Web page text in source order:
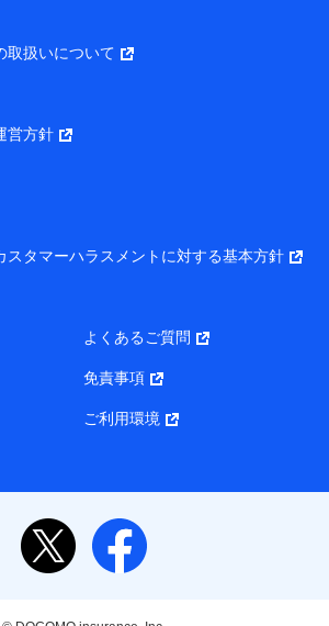
サービスの実施のため
ンペーン等の実施のため
手続き・管理等付帯業務を行うため
・フィナンシャルグループ 代表取締役
人形町2-14-10 アーバンネット日本橋
インシュアランス 代表取締役社長 吉
イン面談による保険のご相談にあたっ
、住所、メールアドレス、電話番号、個
る情報、資料請求の情報（有無を含みま
取扱いについて
営方針
スタマーハラスメントに対する基本方針
よくあるご質問
免責事項
ご利用環境